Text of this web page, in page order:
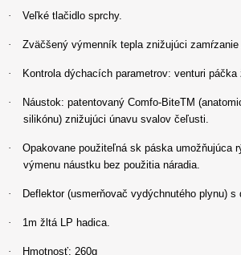
· Veľké tlačidlo sprchy.
· Zväčšený výmenník tepla znižujúci zamŕzanie
· Kontrola dýchacích parametrov: venturi páčka
·
Náustok: patentovaný Comfo-BiteTM
silikónu) znižujúci únavu svalov čeľusti.
·
Opakovane použiteľná sk páska umožňujúca
výmenu náustku bez použitia náradia.
· Deflektor (usmerňovač vydýchnutého plynu) s
· 1m žltá LP hadica.
· Hmotnosť: 260g